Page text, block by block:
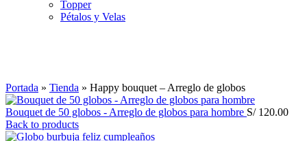
Topper
Pétalos y Velas
Portada » Tienda » Happy bouquet – Arreglo de globos
Bouquet de 50 globos - Arreglo de globos para hombre S/120.00
Back to products